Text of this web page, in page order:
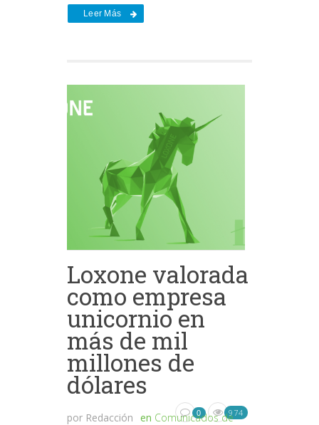
Leer Más
Loxone valorada
como empresa
unicornio en
más de mil
millones de
dólares
por Redacción en Comunicados de
0 974